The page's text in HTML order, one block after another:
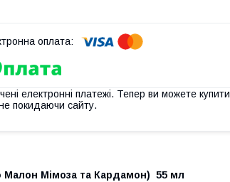
електронні платежі. Тепер ви можете купити
покидаючи сайту.
Мімоза та Кардамон) 55 мл